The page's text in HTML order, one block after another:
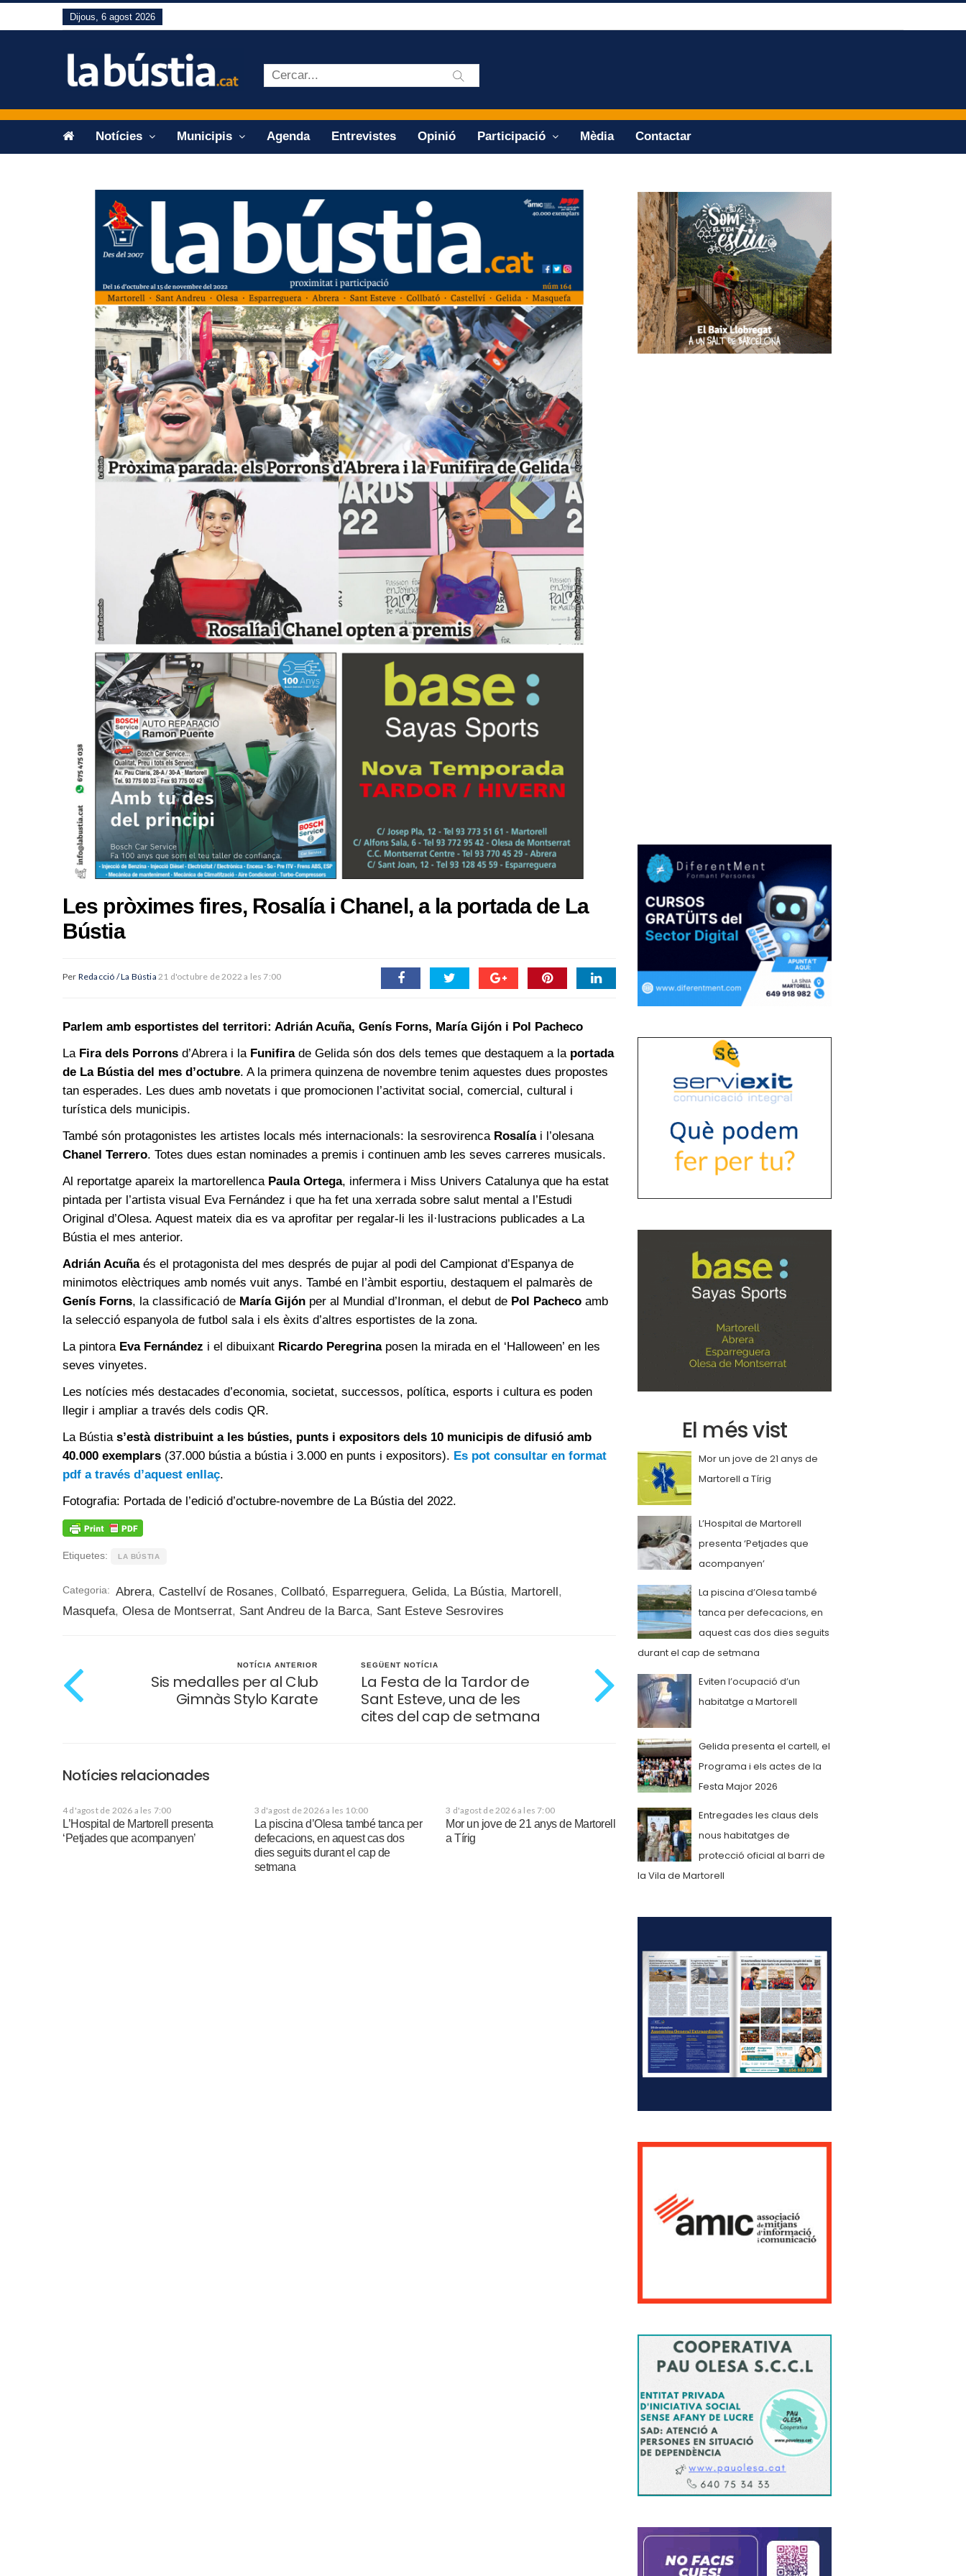
Dijous, 6 agost 2026
Notícies Municipis Agenda Entrevistes Opinió Participació Mèdia Contactar
Les pròximes fires, Rosalía i Chanel, a la portada de La
Bústia
Per Redacció / La Bústia 21 d'octubre de 2022 a les 7:00
Parlem amb esportistes del territori: Adrián Acuña, Genís Forns, María Gijón i Pol Pacheco
La Fira dels Porrons d’Abrera i la Funifirade Gelida són dos dels temes que destaquem a la portada
de La Bústia del mes d’octubre. A la primera quinzena de novembre tenim aquestes dues propostes
tan esperades. Les dues amb novetats i que promocionen l’activitat social, comercial, cultural i
turística dels municipis.
També són protagonistes les artistes locals més internacionals: la sesrovirenca Rosalíai l’olesana
Chanel Terrero. Totes dues estan nominades a premis i continuen amb les seves carreres musicals.
Al reportatge apareix la martorellenca Paula Ortega, infermera i Miss Univers Catalunya que ha estat
pintada per l’artista visual Eva Fernández i que ha fet una xerrada sobre salut mental a l’Estudi
Original d’Olesa. Aquest mateix dia es va aprofitar per regalar-li les il·lustracions publicades a La
Bústia el mes anterior.
Adrián Acuñaés el protagonista del mes després de pujar al podi del Campionat d’Espanya de
minimotos elèctriques amb només vuit anys. També en l’àmbit esportiu, destaquem el palmarès de
Genís Forns, la classificació de María Gijón per al Mundial d’Ironman, el debut de Pol Pacheco amb
la selecció espanyola de futbol sala i els èxits d’altres esportistes de la zona.
La pintora Eva Fernández i el dibuixant Ricardo Peregrinaposen la mirada en el ‘Halloween’ en les
seves vinyetes.
Les notícies més destacades d’economia, societat, successos, política, esports i cultura es poden
llegir i ampliar a través dels codis QR.
La Bústia s’està distribuint a les bústies, punts i expositors dels 10 municipis de difusió amb
40.000 exemplars (37.000 bústia a bústia i 3.000 en punts i expositors). Es pot consultar en format
pdf a través d’aquest enllaç.
Fotografia: Portada de l’edició d’octubre-novembre de La Bústia del 2022.
Etiquetes: LA BÚSTIA
Categoria: Abrera, Castellví de Rosanes, Collbató, Esparreguera, Gelida, La Bústia, Martorell,
Masquefa, Olesa de Montserrat, Sant Andreu de la Barca, Sant Esteve Sesrovires
NOTÍCIA ANTERIOR
Sis medalles per al Club
Gimnàs Stylo Karate
SEGÜENT NOTÍCIA
La Festa de la Tardor de
Sant Esteve, una de les
cites del cap de setmana
Notícies relacionades
4 d'agost de 2026 a les 7:00
L’Hospital de Martorell presenta
‘Petjades que acompanyen’
3 d'agost de 2026 a les 10:00
La piscina d’Olesa també tanca per
defecacions, en aquest cas dos
dies seguits durant el cap de
setmana
3 d'agost de 2026 a les 7:00
Mor un jove de 21 anys de Martorell
a Tírig
El més vist
Mor un jove de 21 anys de
Martorell a Tírig
L’Hospital de Martorell
presenta ‘Petjades que
acompanyen’
La piscina d’Olesa també
tanca per defecacions, en
aquest cas dos dies seguits
durant el cap de setmana
Eviten l’ocupació d’un
habitatge a Martorell
Gelida presenta el cartell, el
Programa i els actes de la
Festa Major 2026
Entregades les claus dels
nous habitatges de
protecció oficial al barri de
la Vila de Martorell